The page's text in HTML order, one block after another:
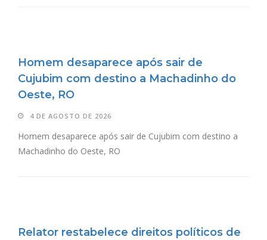
Homem desaparece após sair de
Cujubim com destino a Machadinho do
Oeste, RO
4 DE AGOSTO DE 2026
Homem desaparece após sair de Cujubim com destino a
Machadinho do Oeste, RO
Relator restabelece direitos políticos de